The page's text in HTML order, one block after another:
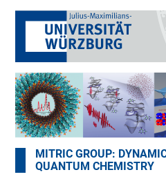
MITRIC GROUP:
QUANTUM CHEMISTRY